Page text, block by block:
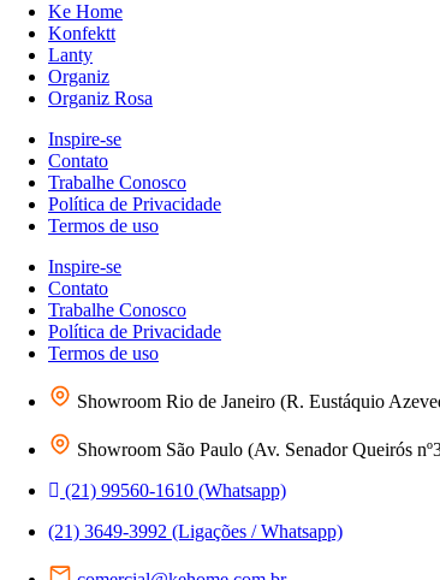
Ke Home
Konfektt
Lanty
Organiz
Organiz Rosa
Inspire-se
Contato
Trabalhe Conosco
Política de Privacidade
Termos de uso
Inspire-se
Contato
Trabalhe Conosco
Política de Privacidade
Termos de uso
Showroom Rio de Janeiro (R. Eustáquio
Showroom São Paulo (Av. Senador Queirós
(21) 99560-1610 (Whatsapp)
(21) 3649-3992 (Ligações / Whatsapp)